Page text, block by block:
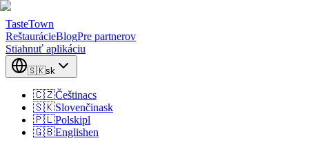
TasteTown
ReštaurácieBlogPre partnerov
Stiahnuť aplikáciu
🇸🇰sk
🇨🇿Češtinacs
🇸🇰Slovenčinask
🇵🇱Polskipl
🇬🇧Englishen